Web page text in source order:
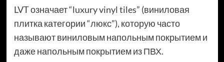
LVT означает “luxury vinyl tiles” (виниловая
плитка категории “люкс”), которую часто
называют виниловым напольным покрытием и
даже напольным покрытием из ПВХ.